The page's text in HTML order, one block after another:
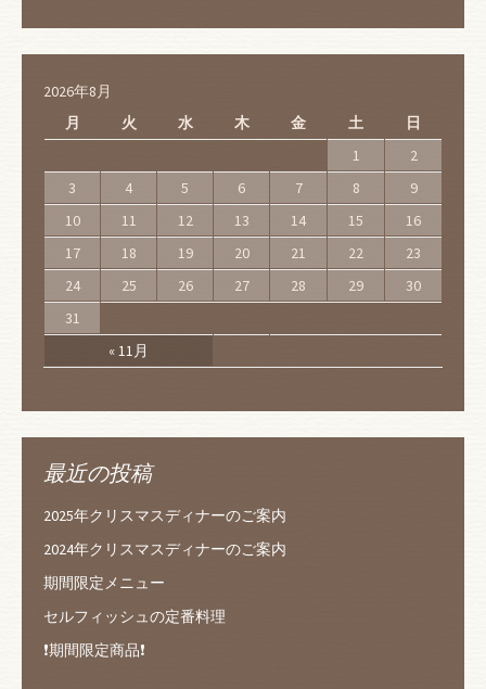
2026年8月
月
火 水 木 金 土 日
« 11月
1
2
3
4 5 6 7 8
9
10
11 12 13 14 15
16
17
18 19 20 21 22
23
24
25 26 27 28 29
30
31
最近の投稿
2025年クリスマスディナーのご案内
2024年クリスマスディナーのご案内
期間限定メニュー
セルフィッシュの定番料理
❗️期間限定商品❗️